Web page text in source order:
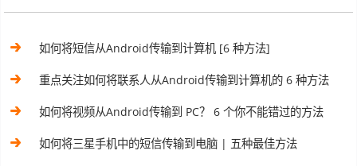
如何将短信从Android传输到计算机 [6 种方法]
重点关注如何将联系人从Android传输到计算机的 6 种方法
如何将视频从Android传输到 PC？ 6 个你不能错过的方法
如何将三星手机中的短信传输到电脑 | 五种最佳方法